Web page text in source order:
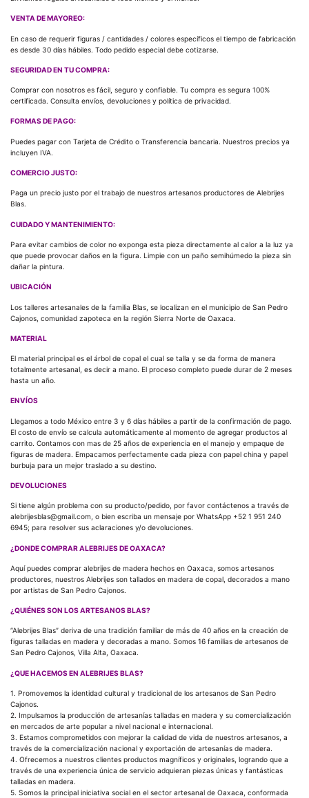
VENTA DE MAYOREO:
En caso de requerir figuras / cantidades / colores específicos el tiempo de fabricación
es desde 30 días hábiles. Todo pedido especial debe cotizarse.
SEGURIDAD EN TU COMPRA:
Comprar con nosotros es fácil, seguro y confiable. Tu compra es segura 100%
certificada. Consulta envíos, devoluciones y política de privacidad.
FORMAS DE PAGO:
Puedes pagar con Tarjeta de Crédito o Transferencia bancaria. Nuestros precios ya
incluyen IVA.
COMERCIO JUSTO:
Paga un precio justo por el trabajo de nuestros artesanos productores de Alebrijes
Blas.
CUIDADO Y MANTENIMIENTO:
Para evitar cambios de color no exponga esta pieza directamente al calor a la luz ya
que puede provocar daños en la figura. Limpie con un paño semihúmedo la pieza sin
dañar la pintura.
UBICACIÓN
Los talleres artesanales de la familia Blas, se localizan en el municipio de San Pedro
Cajonos, comunidad zapoteca en la región Sierra Norte de Oaxaca.
MATERIAL
El material principal es el árbol de copal el cual se talla y se da forma de manera
totalmente artesanal, es decir a mano. El proceso completo puede durar de 2 meses
hasta un año.
ENVÍOS
Llegamos a todo México entre 3 y 6 días hábiles a partir de la confirmación de pago.
El costo de envío se calcula automáticamente al momento de agregar productos al
carrito. Contamos con mas de 25 años de experiencia en el manejo y empaque de
figuras de madera. Empacamos perfectamente cada pieza con papel china y papel
burbuja para un mejor traslado a su destino.
DEVOLUCIONES
Si tiene algún problema con su producto/pedido, por favor contáctenos a través de
alebrijesblas@gmail.com, o bien escriba un mensaje por WhatsApp +52 1 951 240
6945; para resolver sus aclaraciones y/o devoluciones.
¿DONDE COMPRAR ALEBRIJES DE OAXACA?
Aquí puedes comprar alebrijes de madera hechos en Oaxaca, somos artesanos
productores, nuestros Alebrijes son tallados en madera de copal, decorados a mano
por artistas de San Pedro Cajonos.
¿QUIÉNES SON LOS ARTESANOS BLAS?
“Alebrijes Blas” deriva de una tradición familiar de más de 40 años en la creación de
figuras talladas en madera y decoradas a mano. Somos 16 familias de artesanos de
San Pedro Cajonos, Villa Alta, Oaxaca.
¿QUE HACEMOS EN ALEBRIJES BLAS?
1. Promovemos la identidad cultural y tradicional de los artesanos de San Pedro
Cajonos.
2. Impulsamos la producción de artesanías talladas en madera y su comercialización
en mercados de arte popular a nivel nacional e internacional.
3. Estamos comprometidos con mejorar la calidad de vida de nuestros artesanos, a
través de la comercialización nacional y exportación de artesanías de madera.
4. Ofrecemos a nuestros clientes productos magníficos y originales, logrando que a
través de una experiencia única de servicio adquieran piezas únicas y fantásticas
talladas en madera.
5. Somos la principal iniciativa social en el sector artesanal de Oaxaca, conformada